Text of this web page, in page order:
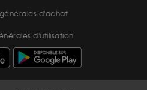
d'achat
d'utilisation